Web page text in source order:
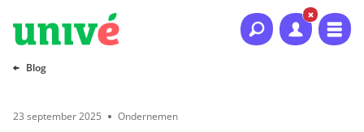
Naar hoofdinhoud
Naar hoofdnavigatie
Naar footer
Blog
23 september 2025 Ondernemen